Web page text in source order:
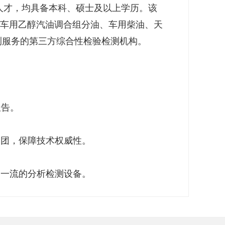
，均具备本科、硕士及以上学历。该
用乙醇汽油调合组分油、车用柴油、天
务的第三方综合性检验检测机构。
。
，保障技术权威性。
流的分析检测设备。